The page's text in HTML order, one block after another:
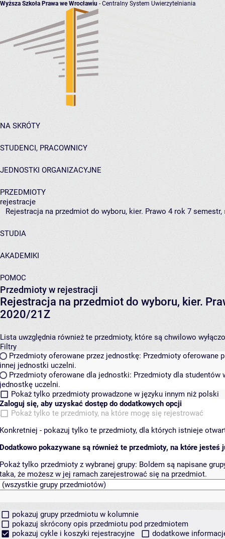
Wyższa Szkoła Prawa we Wrocławiu - Centralny System Uwierzytelniania
NA SKRÓTY
STUDENCI, PRACOWNICY
JEDNOSTKI ORGANIZACYJNE
PRZEDMIOTY
rejestracje
Rejestracja na przedmiot do wyboru, kier. Prawo 4 rok 7
STUDIA
AKADEMIKI
POMOC
Przedmioty w rejestracji
Rejestracja na przedmiot do wyboru, kier.
2020/21Z
Lista uwzględnia również te przedmioty, które są chwilowo
Filtry
Przedmioty oferowane przez jednostkę: Przedmioty oferowane
innej jednostki uczelni.
Przedmioty oferowane dla jednostki: Przedmioty dla studentów
jednostkę uczelni.
Pokaż tylko przedmioty prowadzone w języku innym niż polski
Zaloguj się, aby uzyskać dostęp do dodatkowych opcji
Pokaż tylko te przedmioty, na które mogę się rejestrować
Konkretniej - pokazuj tylko te przedmioty, dla których istnieje
Dodatkowo pokazywane są również te przedmioty, na które jesteś
Pokaż tylko przedmioty z wybranej grupy: Boldem są napisane
taka, że możesz w jej ramach zarejestrować się na przedmiot.
pokazuj grupy przedmiotu w kolumnie
pokazuj skrócony opis przedmiotu pod przedmiotem
pokazuj cykle i koszyki rejestracyjne
dodatkowe